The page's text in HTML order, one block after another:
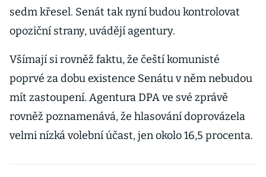
sedm křesel. Senát tak nyní budou kontrolovat
opoziční strany, uvádějí agentury.
Všímají si rovněž faktu, že čeští komunisté
poprvé za dobu existence Senátu v něm nebudou
mít zastoupení. Agentura DPA ve své zprávě
rovněž poznamenává, že hlasování doprovázela
velmi nízká volební účast, jen okolo 16,5 procenta.